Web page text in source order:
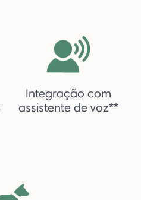
Integração com
assistente de voz**